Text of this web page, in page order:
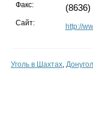
Факс: (8636)
Сайт: http://
Уголь в Шахтах,